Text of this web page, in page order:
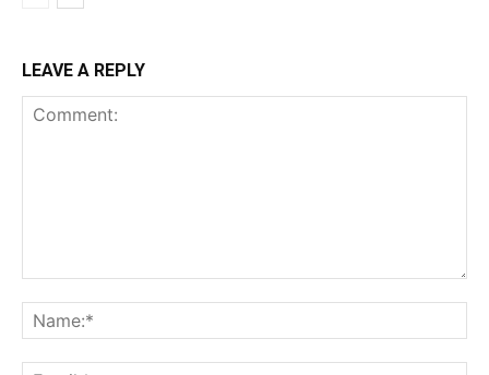
LEAVE A REPLY